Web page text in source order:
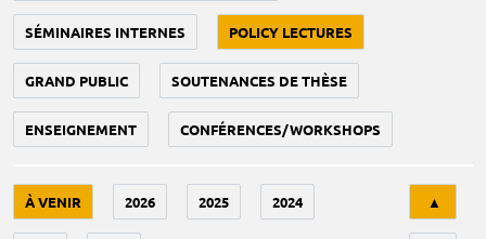
SÉMINAIRES INTERNES POLICY LECTURES
GRAND PUBLIC SOUTENANCES DE THÈSE
ENSEIGNEMENT CONFÉRENCES/WORKSHOPS
À VENIR 2026 2025 2024 ▲